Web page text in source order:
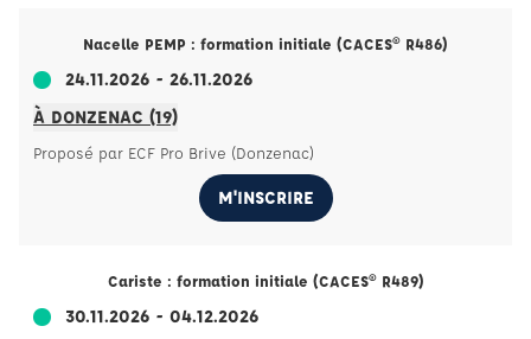
Nacelle PEMP : formation initiale (CACES® R486)
24.11.2026 - 26.11.2026
À DONZENAC (19)
Proposé par ECF Pro Brive (Donzenac)
M'INSCRIRE
Cariste : formation initiale (CACES® R489)
30.11.2026 - 04.12.2026